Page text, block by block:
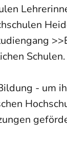
Schulen.
- um